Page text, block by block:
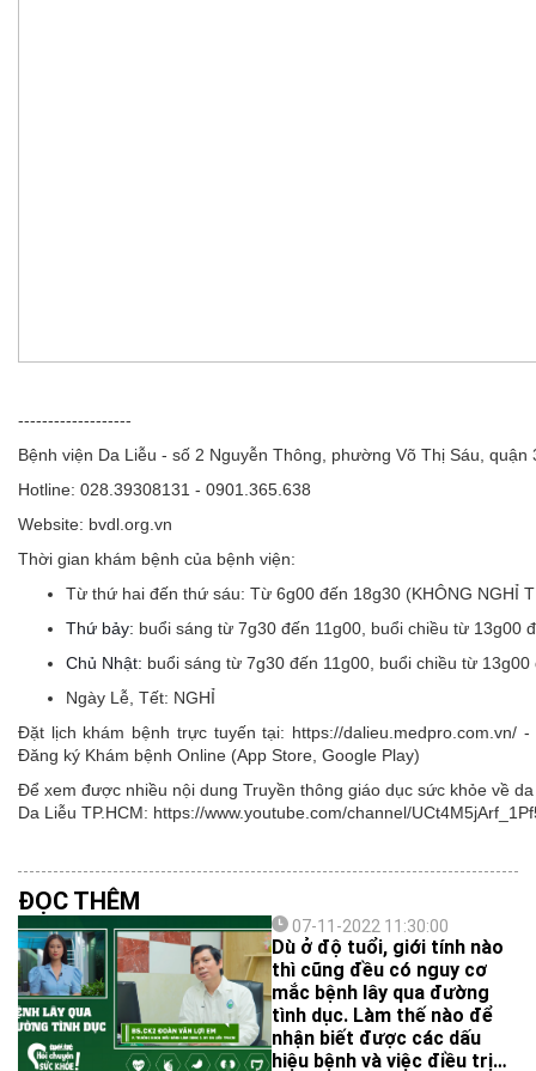
-------------------
Bệnh viện Da Liễu - số 2 Nguyễn Thông, phường Võ Thị Sáu, quận
Hotline: 028.39308131 - 0901.365.638
Website: bvdl.org.vn
Thời gian khám bệnh của bệnh viện:
Từ thứ hai đến thứ sáu: Từ 6g00 đến 18g30 (KHÔNG NGHỈ
Thứ bảy: buổi sáng từ 7g30 đến 11g00, buổi chiều từ 13g00
Chủ Nhật: buổi sáng từ 7g30 đến 11g00, buổi chiều từ 13g00
Ngày Lễ, Tết: NGHỈ
Đặt lịch khám bệnh trực tuyến tại: https://dalieu.medpro.com.vn/
Đăng ký Khám bệnh Online (App Store, Google Play)
Để xem được nhiều nội dung Truyền thông giáo dục sức khỏe về
Da Liễu TP.HCM: https://www.youtube.com/channel/
ĐỌC THÊM
07-11-2022 11:30:00
Dù ở độ tuổi, giới tính nào
thì cũng đều có nguy cơ
mắc bệnh lây qua đường
tình dục. Làm thế nào để
nhận biết được các dấu
hiệu bệnh và việc điều trị